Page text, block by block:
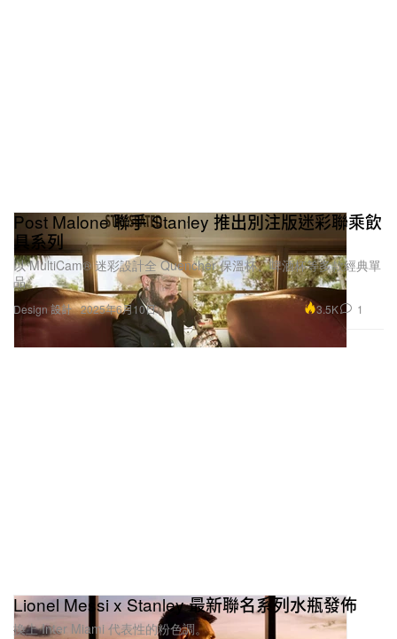
Design 設計
Post Malone 聯手 Stanley 推出別注版迷彩聯乘飲
具系列
以 MultiCam® 迷彩設計全 Quencher 保溫杯、啤酒杯等多款經典單
品。
2025年6月10日 3.5K 1
Lionel Messi x Stanley 最新聯名系列水瓶發佈
換上 Inter Miami 代表性的粉色調。